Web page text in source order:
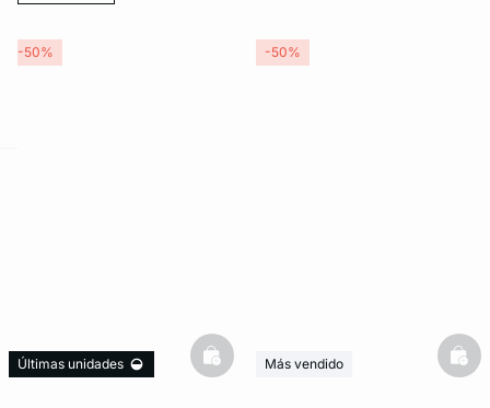
Últimas unidades
basketfull
-50%
Más vendido
-50%